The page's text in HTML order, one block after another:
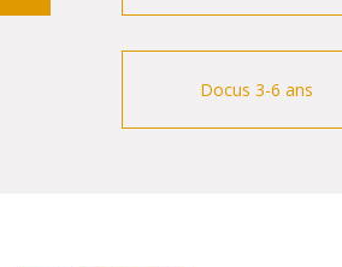
Docus 3-6 ans